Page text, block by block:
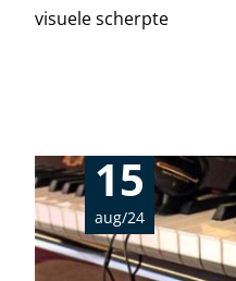
visuele scherpte
15
aug/24